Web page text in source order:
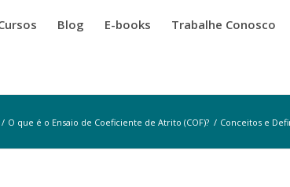
Blog E-books Trabalhe Conosco
/ O que é o Ensaio de Coeficiente de Atrito (COF)? / Conceitos e